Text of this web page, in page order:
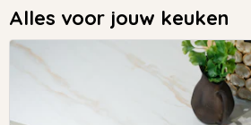
Alles voor jouw keuken